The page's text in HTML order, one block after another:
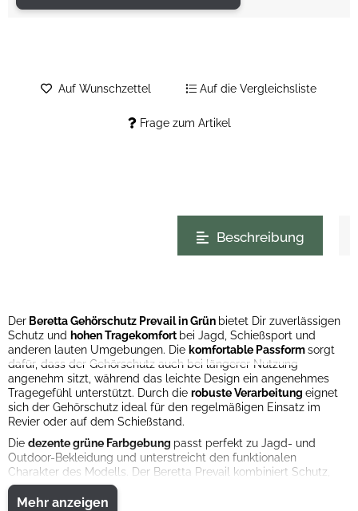
Frage zum Artikel
Auf Wunschzettel Auf die Vergleichsliste
Beschreibung
Der Beretta Gehörschutz Prevail in Grün bietet Dir zuverlässigen
Schutz und hohen Tragekomfort bei Jagd, Schießsport und
anderen lauten Umgebungen. Die komfortable Passformsorgt
dafür, dass der Gehörschutz auch bei längerer Nutzung
angenehm sitzt, während das leichte Design ein angenehmes
Tragegefühl unterstützt. Durch die robuste Verarbeitung eignet
sich der Gehörschutz ideal für den regelmäßigen Einsatz im
Revier oder auf dem Schießstand.
Die dezente grüne Farbgebung passt perfekt zu Jagd- und
Outdoor-Bekleidung und unterstreicht den funktionalen
Charakter des Modells. Der Beretta Prevail kombiniert Schutz,
Komfort und praktische Alltagstauglichkeit in einem modernen
Design.
Mehr anzeigen